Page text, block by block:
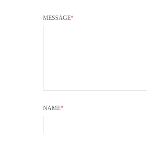
MESSAGE*
NAME*